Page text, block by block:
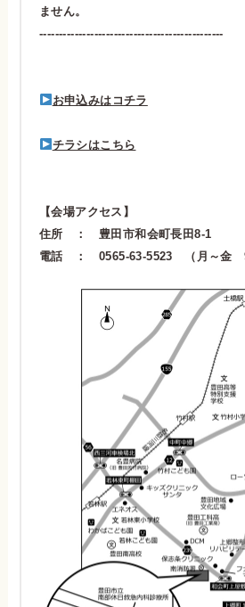
ません。
-----------------------------------------------
お申込みはコチラ
チラシはこちら
【会場アクセス】
住所 ： 豊田市和会町長田8-1
電話 ： 0565-63-5523 （月～金 9